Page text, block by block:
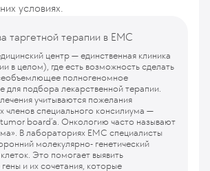
условиях.
таргетной терапии в ЕМС
центр — единственная клиника
в целом), где есть возможность сделать
полногеномное
для подбора лекарственной терапии.
учитываются пожелания
членов специального консилиума —
board’а. Онкологию часто называют
В лабораториях ЕМС специалисты
молекулярно- генетический
Это помогает выявить
и их сочетания, которые